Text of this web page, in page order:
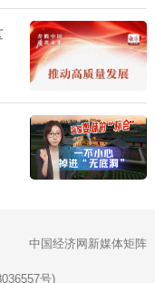
中国经济网新媒体矩阵
号)